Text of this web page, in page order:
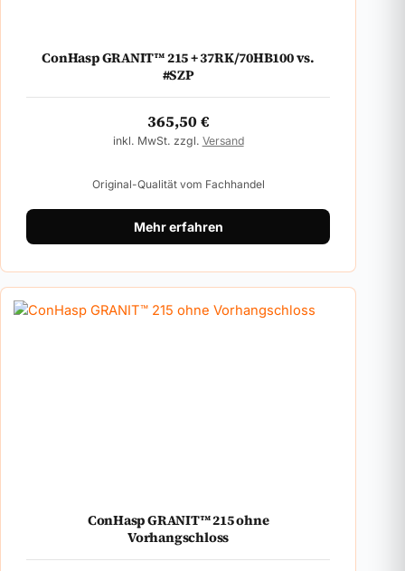
ConHasp GRANIT™ 215 + 37RK/70HB100 vs.
#SZP
365,50€
inkl. MwSt. zzgl. Versand
Original-Qualität vom Fachhandel
Mehr erfahren
ConHasp GRANIT™ 215 ohne
Vorhangschloss